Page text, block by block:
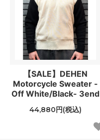
【SALE】DEHEN
Motorcycle Sweater -
Off White/Black- 3end
44,880円(税込)